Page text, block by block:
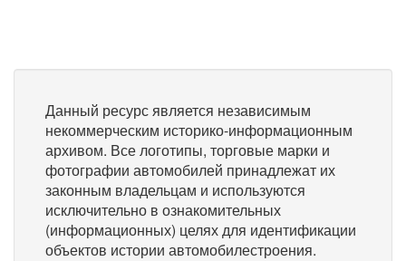
Данный ресурс является независимым
некоммерческим историко-информационным
архивом. Все логотипы, торговые марки и
фотографии автомобилей принадлежат их
законным владельцам и используются
исключительно в ознакомительных
(информационных) целях для идентификации
объектов истории автомобилестроения.